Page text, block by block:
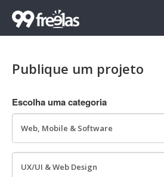
Publique um projeto
Escolha uma categoria